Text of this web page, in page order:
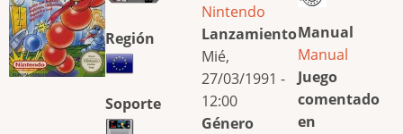
Región
Soporte
Nintendo
Lanzamiento
Mié,
27/03/1991 -
12:00
Género
Manual
Manual
Juego
comentado
en